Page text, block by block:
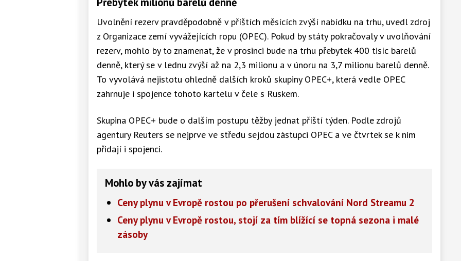
Uvolnění rezerv pravděpodobně v příštích měsících zvýší nabídku na trhu, uvedl zdroj
z Organizace zemí vyvážejících ropu (OPEC). Pokud by státy pokračovaly v uvolňování
rezerv, mohlo by to znamenat, že v prosinci bude na trhu přebytek 400 tisíc barelů
denně, který se v lednu zvýší až na 2,3 milionu a v únoru na 3,7 milionu barelů denně.
To vyvolává nejistotu ohledně dalších kroků skupiny OPEC+, která vedle OPEC
zahrnuje i spojence tohoto kartelu v čele s Ruskem.
Skupina OPEC+ bude o dalším postupu těžby jednat příští týden. Podle zdrojů
agentury Reuters se nejprve ve středu sejdou zástupci OPEC a ve čtvrtek se k nim
přidají i spojenci.
Mohlo by vás zajímat
Ceny plynu v Evropě rostou po přerušení schvalování Nord Streamu 2
Ceny plynu v Evropě rostou, stojí za tím blížící se topná sezona i malé
zásoby